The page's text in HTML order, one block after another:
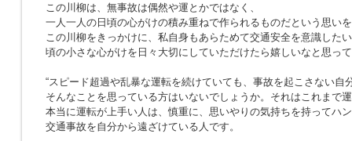
この川柳は、無事故は偶然や運とかではなく、
一人一人の日頃の心がけの積み重ねで作られるものだという思い
この川柳をきっかけに、私自身もあらためて交通安全を意識した
頃の小さな心がけを日々大切にしていただけたら嬉しいなと思っ
“スピード超過や乱暴な運転を続けていても、事故を起こさない自
そんなことを思っている方はいないでしょうか。それはこれまで
本当に運転が上手い人は、慎重に、思いやりの気持ちを持ってハ
交通事故を自分から遠ざけている人です。